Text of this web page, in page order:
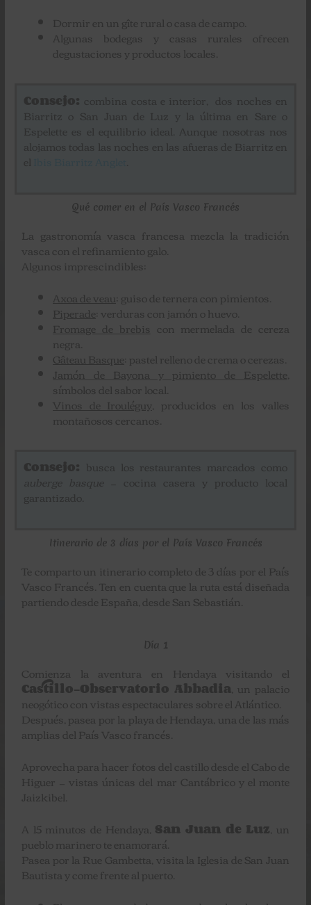
Dormir en un gîte rural o casa de campo.
Algunas bodegas y casas rurales ofrecen
degustaciones y productos locales.
Consejo: combina costa e interior, dos noches en
Biarritz o San Juan de Luz y la última en Sare o
Espelette es el equilibrio ideal. Aunque nosotras nos
alojamos todas las noches en las afueras de Biarritz en
el
Qué comer en el País Vasco Francés
La gastronomía vasca francesa mezcla la tradición
vasca con el refinamiento galo.
Algunos imprescindibles:
Axoa de veau: guiso de ternera con pimientos.
Piperade: verduras con jamón o huevo.
Fromage de brebis con mermelada de cereza
negra.
Gâteau Basque: pastel relleno de crema o cerezas.
Jamón de Bayona y pimiento de Espelette
símbolos del sabor local.
Vinos de Irouléguy , producidos en los valles
montañosos cercanos.
Consejo: busca los restaurantes marcados como
auberge basque — cocina casera y producto local
garantizado.
Itinerario de 3 días por el País Vasco Francés
Te comparto un itinerario completo de 3 días por el País
Vasco Francés. Ten en cuenta que la ruta está diseñada
partiendo desde España, desde San Sebastián.
Día 1
Comienza la aventura en Hendaya visitando el
Castillo-Observatorio Abbadia , un palacio
neogótico con vistas espectaculares sobre el Atlántico.
Después, pasea por la playa de Hendaya, una de las más
amplias del País Vasco francés.
Aprovecha para hacer fotos del castillo desde el Cabo de
Higuer — vistas únicas del mar Cantábrico y el monte
Jaizkibel.
A 15 minutos de Hendaya, San Juan de Luz , un
pueblo marinero te enamorará.
Pasea por la Rue Gambetta, visita la Iglesia de San Juan
Bautista y come frente al puerto.